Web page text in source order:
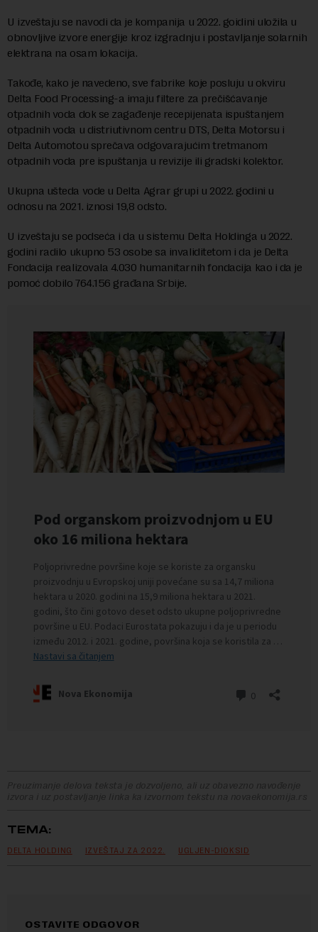
U izveštaju se navodi da je kompanija u 2022. goidini uložila u
obnovljive izvore energije kroz izgradnju i postavljanje solarnih
elektrana na osam lokacija.
Takođe, kako je navedeno, sve fabrike koje posluju u okviru
Delta Food Processing-a imaju filtere za prečišćavanje
otpadnih voda dok se zagađenje recepijenata ispuštanjem
otpadnih voda u distriutivnom centru DTS, Delta Motorsu i
Delta Automotou sprečava odgovarajućim tretmanom
otpadnih voda pre ispuštanja u revizije ili gradski kolektor.
Ukupna ušteda vode u Delta Agrar grupi u 2022. godini u
odnosu na 2021. iznosi 19,8 odsto.
U izveštaju se podseća i da u sistemu Delta Holdinga u 2022.
godini radilo ukupno 53 osobe sa invaliditetom i da je Delta
Fondacija realizovala 4.030 humanitarnih fondacija kao i da je
pomoć dobilo 764.156 građana Srbije.
Preuzimanje delova teksta je dozvoljeno, ali uz obavezno navođenje
izvora i uz postavljanje linka ka izvornom tekstu na novaekonomija.rs
TEMA:
DELTA HOLDING IZVEŠTAJ ZA 2022. UGLJEN-DIOKSID
OSTAVITE ODGOVOR